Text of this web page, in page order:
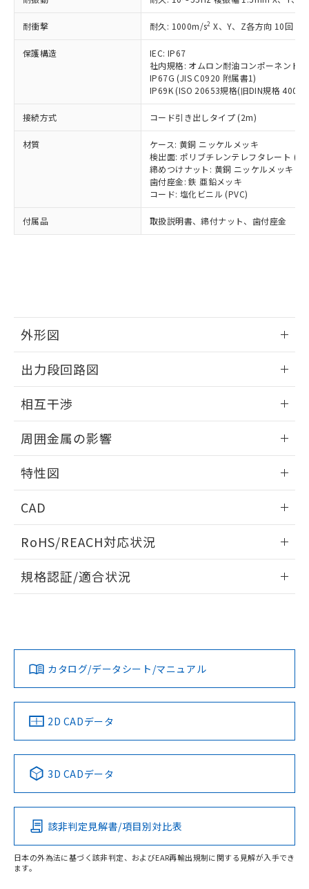
耐衝撃 耐久: 1000m/s2 X、Y、Z各方向 10回
保護構造
IEC: IP67
社内規格: オムロン耐油コンポーネント
IP67G (JIS C0920 附属書1)
IP69K (ISO 20653規格(旧DIN規格
接続方式 コード引き出しタイプ (2m)
材質
ケース: 黄銅 ニッケルメッキ
検出面: ポリブチレンテレフタレート
締めつけナット: 黄銅 ニッケルメッキ
歯付座金: 鉄 亜鉛メッキ
コード: 塩化ビニル (PVC)
付属品 取扱説明書、締付ナット、歯付座金
外形図
外形図
出力段回路図
出力段回路図
タイムチャート
相互干渉
相互干渉
A: 350mm以上、B: 300mm以上
周囲金属の影響
周囲金属の影響
以上、n: 120mm以上
特性図
検出物体の大きさと材質による影響
検出領域
CAD
ドすることができます。
ログイン/会員登録
ダウンロードデータをご利用いただく前に、以下を必ずお読
みください。
ソフトウェアの使用条件
RoHS/REACH対応状況
EU RoHS 注意事項・凡例
対応済み
中国 RoHS 注意事項・凡例
Pb Hg Cd Cr(VI)
O
規格認証/適合状況
LR型式承認
（イギリス
船舶規格）
DNV型式承認
（ノルウェー
BV型式承認
（フランス
KR型式
（韓国
No No No No
この製品の規格認証/適合状況ページへ
その他の認証はこちらのページからご検索ください
カタログ/データシート/マニュアル
2D CADデータ
3D CADデータ
該非判定見解書/項目別対比表
日本の外為法に基づく該非判定、およびEAR再輸出規制に関する見解が入手でき
ます。
タに基づき作成されるものであり、閲
覧された時点での実際の在庫および標
準価格とは異なる場合があることをご
了承ください。
正式な納期状況および標準価格はお客
様のお取引先、またはお客様担当のオ
ムロン制御機器販売店・当社販売員に
ご相談ください。
オムロン制御機器販売店や当社販売拠
販売ネットワーク
」をご確認
在庫状況および標準価格結果を当社の
事前の承諾なく第三者に漏洩または開
示しないようお願いします。
マイパーツ機能（部品リスト作成サー
ビス）をご利用いただくには、I-Web
メンバーズにご登録されている必要が
※当社の共同利用者とは、"個人情報
の共同利用に関して"
用者の範囲」に記載されている法人を
鉛(Pb) 1000ppm以下、 水銀(Hg) 1000ppm以下、 カド
ミウム(Cd) 100ppm以下、
六価クロム(Cr(Ⅵ)) 1000ppm以下、ポリ臭化ビフェニル
類(PBB) 1000ppm以下、ポリ臭化ジフェニルエーテル類
(PBDE) 1000ppm以下、フタル酸ビス(2-エチルヘキシ
ル) (DEHP)(別名：DOP) 1000ppm以下、フタル酸ブチ
ルベンジル（BBP） 1000ppm以下、フタル酸ジブチル
（DBP） 1000ppm以下、フタル酸ジイソブチル
但し、RoHS指令で産業用監視および制御機器に対する
適用除外項目は除く。
フタル酸エステル類の４物質については閾値を超える意
図的な使用がないことを確認しています。
部品在庫の切り替え状況などにより、予定
月が前後することがあります。
とができます。
EU RoHS指令（10物質）の非含有証明書
51物質の非含有証明書（当社基準）
※本証明書は発行日時点で非含有を証明す
ものではありません。
また、RoHS指令のフタル酸エステル類４
物質の対応では、対応完了までの期間は出
欄に対応日を記載しておりました。
既に当社にて対応品への在庫切替を完了
していることから、特段のことがない限
す。
*中国RoHS10物質の基準値 (GB/T26572)：
Pb(鉛) :1000ppm、 Hg(水銀) : 1000ppm、 Cd(カドミウ
Cr(Ⅵ)(六価クロム) : 1000ppm、 PBBs(ポリ臭化ビフェ
ニル類) : 1000ppm、 PBDEs(ポリ臭化ジフェニルエーテ
DBP(フタル酸ジブチル) : 1000ppm、 DIBP(フタル酸ジ
イソブチル) : 1000ppm、 BBP(フタル酸ブチルベンジ
DEHP(フタル酸ビス(2-エチルヘキシル)) : 1000ppm
※2 環境保護使用期限
「ｅ」：有害物質（10物質）のすべてが基
準値以下であることを示します。
「10」：通常の使用状況下において有害物
質が外部に漏えいし、環境に深刻な影響を
及ぼさない年数を意味します。
または国外への提供する場合は、日本
国政府の輸出許可(または役務取引許
可)を取得するなどの必要な手続きを
当社は規制貨物を破棄する場合は、完
全に破砕するなど、違法に輸出されな
いよう必要な手段を講じます。
当社は貴社製品を、核兵器、ミサイ
ル、化学兵器、生物兵器またはその他
武器並びにこれらの製造装置等に一切
使用いたしません。
当社は、貴社製品を第三者に販売する
場合は、上記1、2および3の内容を当
該第三者に通知します。また当社は、
販売先および販売に係わる関係者が違
法に輸出するおそれがある場合は、取
り引きをいたしません。
一定数以上の在庫あり
一定数には満たないが在庫あり
在庫なし(最新の在庫状況につ
いては、お客様のお取引先、ま
たはお客様担当のオムロン制御
機器販売店・当社販売員にご確
認ください)
受注生産機種、また在庫状況の
情報を公開していない機種